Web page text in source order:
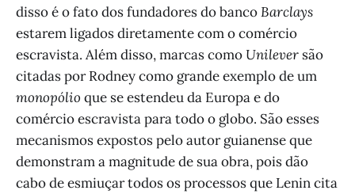
disso é o fato dos fundadores do bancoBarclays
estarem ligados diretamente com o comércio
escravista. Além disso, marcas como Unilever são
citadas por Rodney como grande exemplo de um
monopólio que se estendeu da Europa e do
comércio escravista para todo o globo. São esses
mecanismos expostos pelo autor guianense que
demonstram a magnitude de sua obra, pois dão
cabo de esmiuçar todos os processos que Lenin cita